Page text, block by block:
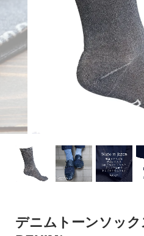
デニムトーンソッ